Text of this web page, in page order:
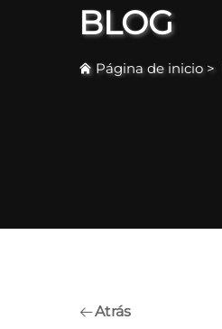
BLOG
Página de inicio >
Atrás